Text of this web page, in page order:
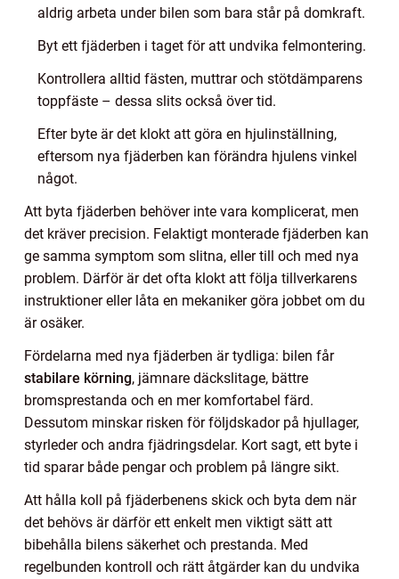
aldrig arbeta under bilen som bara står på domkraft.
Byt ett fjäderben i taget för att undvika felmontering.
Kontrollera alltid fästen, muttrar och stötdämparens
toppfäste – dessa slits också över tid.
Efter byte är det klokt att göra en hjulinställning,
eftersom nya fjäderben kan förändra hjulens vinkel
något.
Att byta fjäderben behöver inte vara komplicerat, men
det kräver precision. Felaktigt monterade fjäderben kan
ge samma symptom som slitna, eller till och med nya
problem. Därför är det ofta klokt att följa tillverkarens
instruktioner eller låta en mekaniker göra jobbet om du
är osäker.
Fördelarna med nya fjäderben är tydliga: bilen får
stabilare körning, jämnare däckslitage, bättre
bromsprestanda och en mer komfortabel färd.
Dessutom minskar risken för följdskador på hjullager,
styrleder och andra fjädringsdelar. Kort sagt, ett byte i
tid sparar både pengar och problem på längre sikt.
Att hålla koll på fjäderbenens skick och byta dem när
det behövs är därför ett enkelt men viktigt sätt att
bibehålla bilens säkerhet och prestanda. Med
regelbunden kontroll och rätt åtgärder kan du undvika